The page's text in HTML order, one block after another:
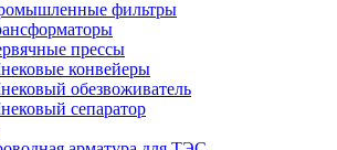
фильтры
прессы
конвейеры
обезвоживатель
сепаратор